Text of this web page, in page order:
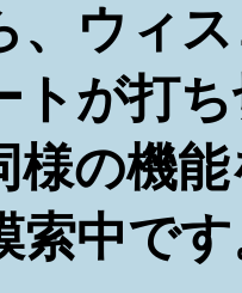
、ウィ
トが打
様の機
索中で